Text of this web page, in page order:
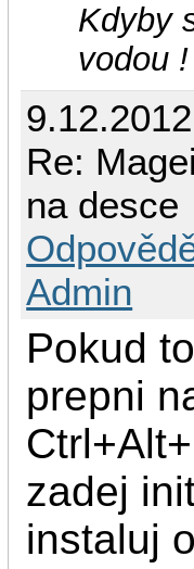
Kdyby
vodou !
Re:
na desce
Admin
Pokud
prepni
zadej
instaluj